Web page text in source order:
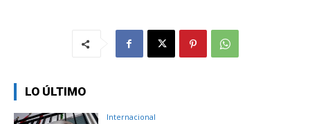
LO ÚLTIMO
Internacional